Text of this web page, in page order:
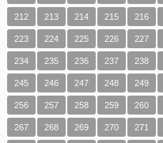
212 213 214 215 216
223 224 225 226 227
234 235 236 237 238
245 246 247 248 249
256 257 258 259 260
267 268 269 270 271